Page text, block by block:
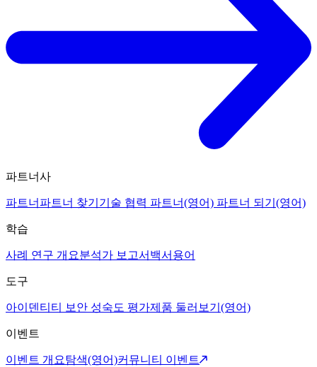
파트너사
파트너 파트너 찾기 기술 협력 파트너(영어) 파트너 되기(영어)
학습
사례 연구 개요분석가 보고서 백서 용어
도구
아이덴티티 보안 성숙도 평가제품 둘러보기(영어)
이벤트
이벤트 개요탐색(영어)커뮤니티 이벤트